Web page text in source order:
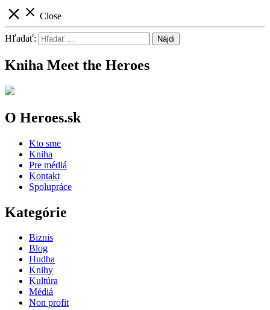
close close Close
Hľadať:
Kniha Meet the Heroes
O Heroes.sk
Kto sme
Kniha
Pre médiá
Kontakt
Spolupráce
Kategórie
Biznis
Blog
Hudba
Knihy
Kultúra
Médiá
Non profit